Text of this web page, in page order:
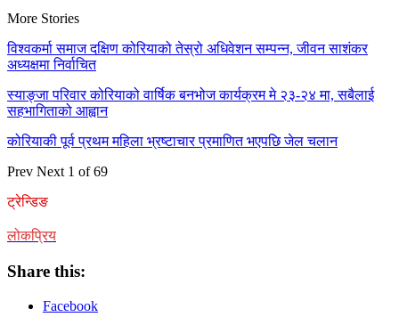
More Stories
विश्वकर्मा समाज दक्षिण कोरियाको तेस्रो अधिवेशन सम्पन्न, जीवन साशंकर
अध्यक्षमा निर्वाचित
स्याङ्जा परिवार कोरियाको वार्षिक बनभोज कार्यक्रम मे २३-२४ मा, सबैलाई
सहभागिताको आह्वान
कोरियाकी पूर्व प्रथम महिला भ्रष्टाचार प्रमाणित भएपछि जेल चलान
Prev Next 1 of 69
ट्रेन्डिङ
लोकप्रिय
Share this:
Facebook